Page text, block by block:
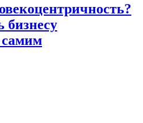
бизнесу
самим